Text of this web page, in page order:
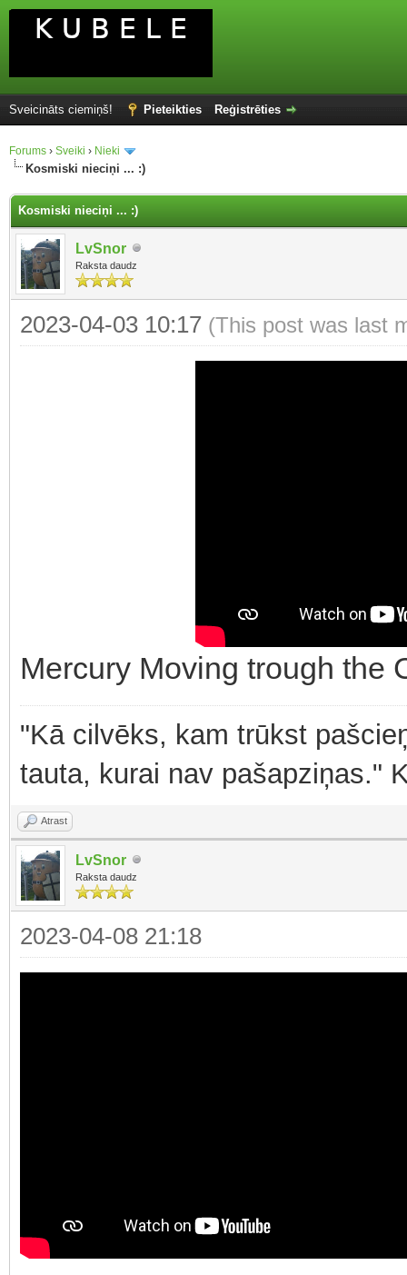
Sveicināts ciemiņš! Pieteikties Reģistrēties
Forums › Sveiki › Nieki
Kosmiski nieciņi ... :)
Kosmiski nieciņi ... :)
LvSnor
Raksta daudz
2023-04-03 10:17 (This post was last
Mercury Moving trough the
"Kā cilvēks, kam trūkst
tauta, kurai nav pašapziņas."
Atrast
LvSnor
Raksta daudz
2023-04-08 21:18